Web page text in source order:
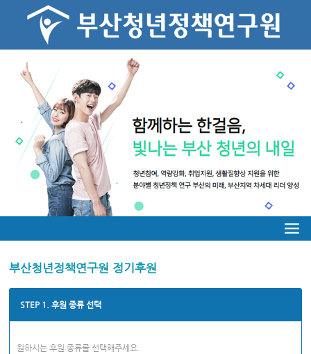
부산청년정책연구원 정기후원
STEP 1. 후원 종류 선택
원하시는 후원 종류를 선택해주세요.